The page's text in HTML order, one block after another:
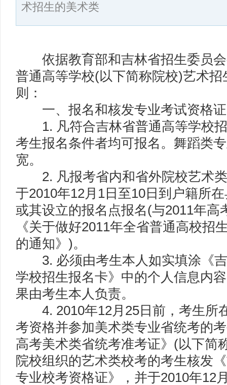
术招生的美术类
依据教育部和吉林省招生委员会
普通高等学校(以下简称院校)艺术
则：
一、报名和核发专业考试资格证
1. 凡符合吉林省普通高等学校招
考生报名条件者均可报名。舞蹈类
宽。
2. 凡报考省内和省外院校艺术类
于2010年12月1日至10日到户籍所
或其设立的报名点报名(与2011年高
《关于做好2011年全省普通高校招
的通知》)。
3. 必须由考生本人如实填涂《吉
学校招生报名卡》中的个人信息内
果由考生本人负责。
4. 2010年12月25日前，考生所
考资格并参加美术类专业省统考的
高考美术类省统考准考证》(以下简
院校组织的艺术类校考的考生核发
专业校考资格证》，并于2010年12